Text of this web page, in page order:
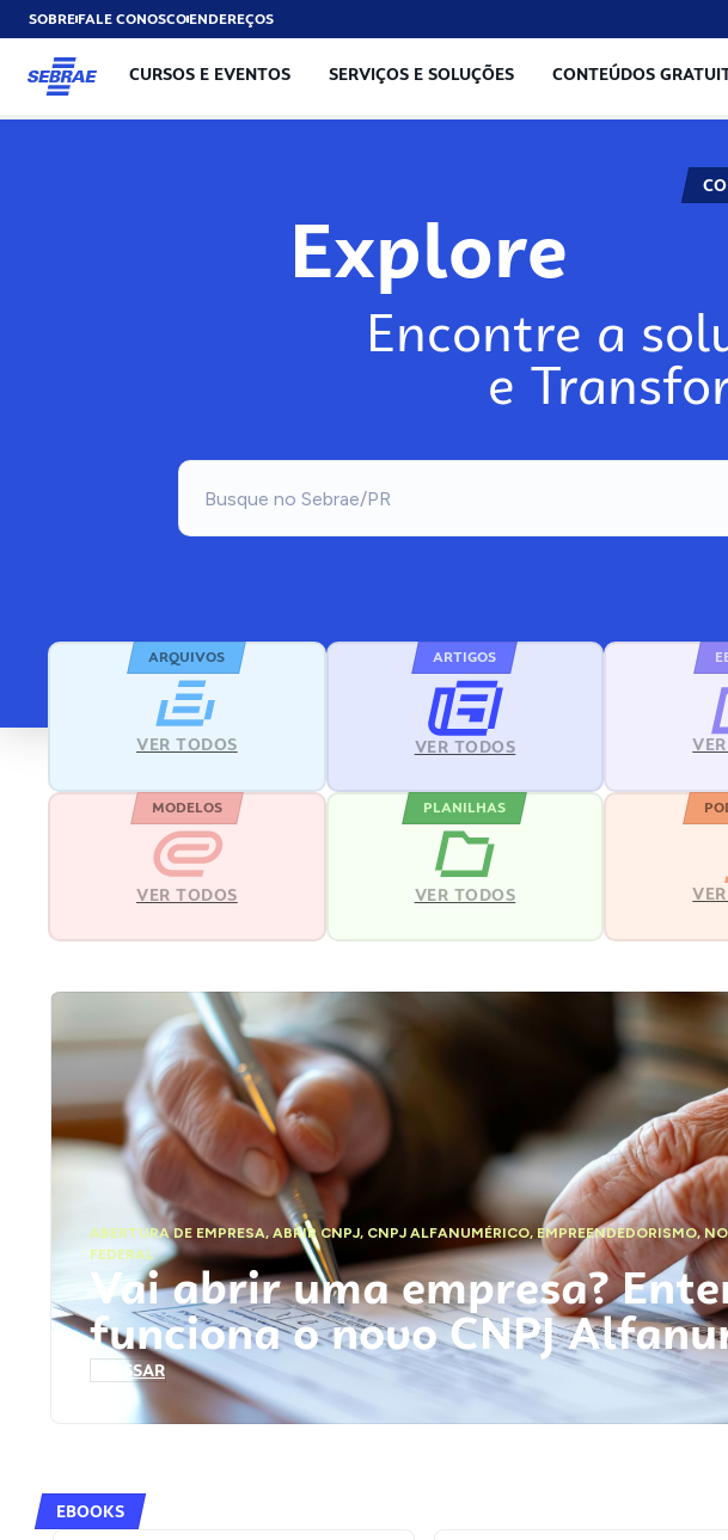
SOBREFALE CONOSCOENDEREÇOS
CURSOS E EVENTOS SERVIÇOS E SOLUÇÕES CONTEÚDOS
Explore
Encontre a
e
ARQUIVOS
VER TODOS
ARTIGOS
VER TODOS
MODELOS
VER TODOS
PLANILHAS
VER TODOS
ABERTURA DE EMPRESA,ABRIR CNPJ, CNPJ ALFANUMÉRICO, EMPREENDEDORISMO,
FEDERAL
Vai abrir uma empresa?
funciona o novo CNPJ
ACESSAR
EBOOKS